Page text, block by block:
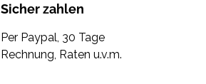
Sicher zahlen
Per Paypal, 30 Tage
Rechnung, Raten u.v.m.